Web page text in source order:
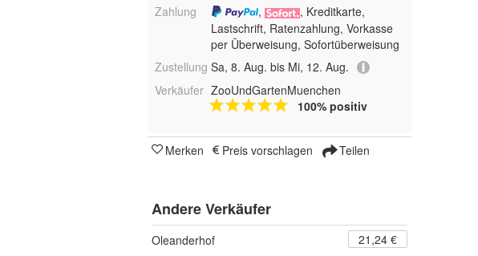
Zahlung
,
, Kreditkarte,
Lastschrift, Ratenzahlung, Vorkasse
per Überweisung, Sofortüberweisung
Zustellung Sa, 8. Aug. bis Mi, 12. Aug.
Verkäufer ZooUndGartenMuenchen
100% positiv
Merken Preis vorschlagen Teilen
Andere Verkäufer
Oleanderhof
21,24 €